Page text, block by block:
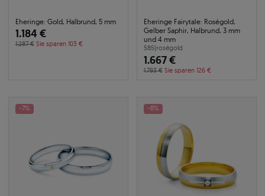
Eheringe: Gold, Halbrund, 5 mm
1.184 €
1.287 € Sie sparen 103 €
Eheringe Fairytale: Roségold,
Gelber Saphir, Halbrund, 3 mm
und 4 mm
585|roségold
1.667 €
1.793 € Sie sparen 126 €
-7% -8%